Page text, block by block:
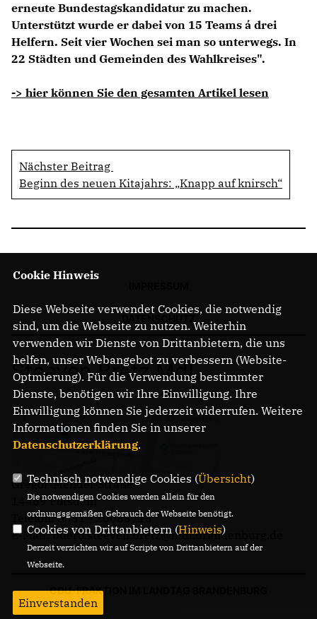
erneute Bundestagskandidatur zu machen.
Unterstützt wurde er dabei von 15 Teams á drei
Helfern. Seit vier Wochen sei man so unterwegs. In
22 Städten und Gemeinden des Wahlkreises".
-> hier können Sie den gesamten Artikel lesen
Nächster Beitrag
Beginn des neuen Kitajahrs: „Knapp auf knirsch“
Steeven Bretz MdL
Gregor-Mendel-Straße 3
14469 Potsdam
Telefon: 0331 - 20085713
E-Mail: buero.steeven.bretz@mdl.brandenburg.de
CDU-FRAKTION IM LANDTAG BRANDENBURG
Cookie Hinweis
Diese Webseite verwendet Cookies, die notwendig
sind, um die Webseite zu nutzen. Weiterhin
verwenden wir Dienste von Drittanbietern, die uns
helfen, unser Webangebot zu verbessern (Website-
Optmierung). Für die Verwendung bestimmter
Dienste, benötigen wir Ihre Einwilligung. Ihre
Einwilligung können Sie jederzeit widerrufen. Weitere
Informationen finden Sie in unserer
Datenschutzerklärung.
Technisch notwendige Cookies (Übersicht)
Die notwendigen Cookies werden allein für den
ordnungsgemäßen Gebrauch der Webseite benötigt.
Cookies von Drittanbietern (Hinweis)
Derzeit verzichten wir auf Scripte von Drittanbietern auf der
Webseite.
Einverstanden